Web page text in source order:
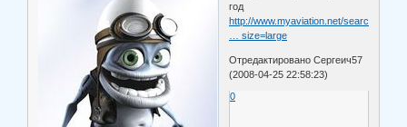
год
http://www.myaviation.net/search/photo_
… size=large
Отредактировано Сергеич57
(2008-04-25 22:58:23)
0